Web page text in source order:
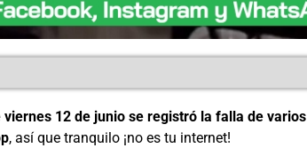
viernes 12 de junio se registró la falla de varios
, así que tranquilo ¡no es tu internet!